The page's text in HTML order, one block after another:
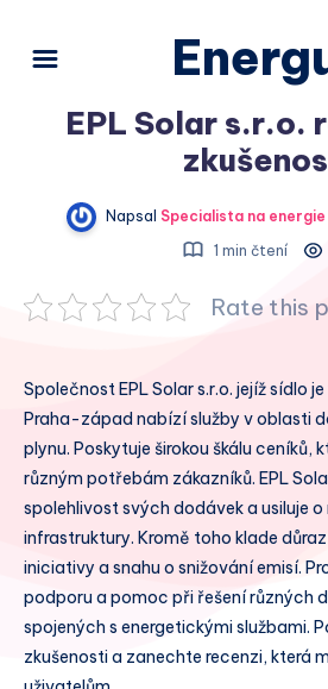
EPL Solar s.r.o.
Napsal Specialista na energie
1 min čtení
Rate this
Společnost EPL Solar s.r.o. jejíž sídlo
Praha-západ nabízí služby v oblasti
plynu. Poskytuje širokou škálu ceníků,
různým potřebám zákazníků. EPL
spolehlivost svých dodávek a usiluje
infrastruktury. Kromě toho klade
iniciativy a snahu o snižování emisí.
podporu a pomoc při řešení různých
spojených s energetickými službami.
zkušenosti a zanechte recenzi, která